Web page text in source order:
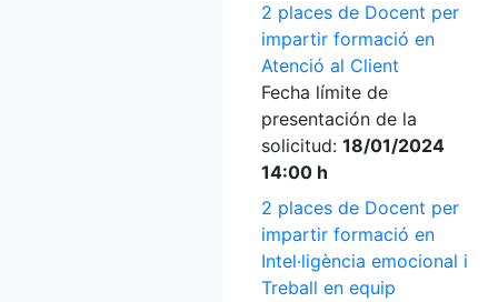
2 places de Docent per
impartir formació en
Atenció al Client
Fecha límite de
presentación de la
solicitud: 18/01/2024
14:00 h
2 places de Docent per
impartir formació en
Intel·ligència emocional i
Treball en equip